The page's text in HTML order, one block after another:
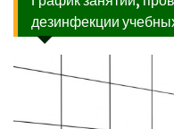
дезинфекции